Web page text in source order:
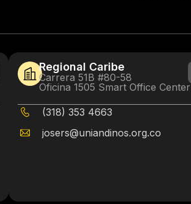
Regional Caribe
Carrera 51B #80-58
Oficina 1505 Smart Office Center
(318) 353 4663
josers@uniandinos.org.co